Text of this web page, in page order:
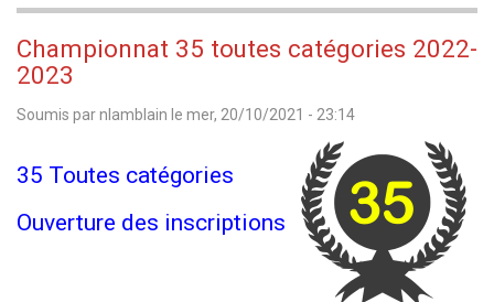
toutes
2011
Championnat 35 toutes catégories 2022-
2023
Soumis parnlamblain le mer, 20/10/2021 - 23:14
35 Toutes catégories
Ouverture des inscriptions